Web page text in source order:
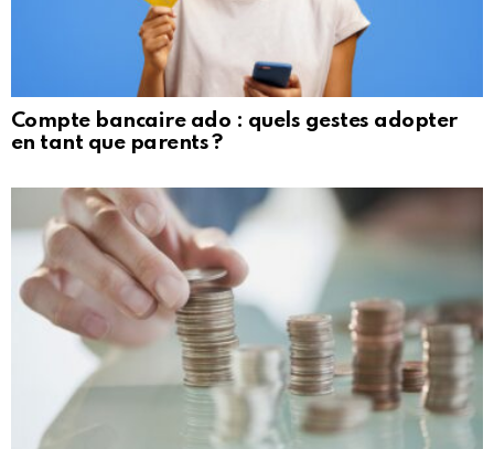
Compte bancaire ado : quels gestes adopter
en tant que parents ?